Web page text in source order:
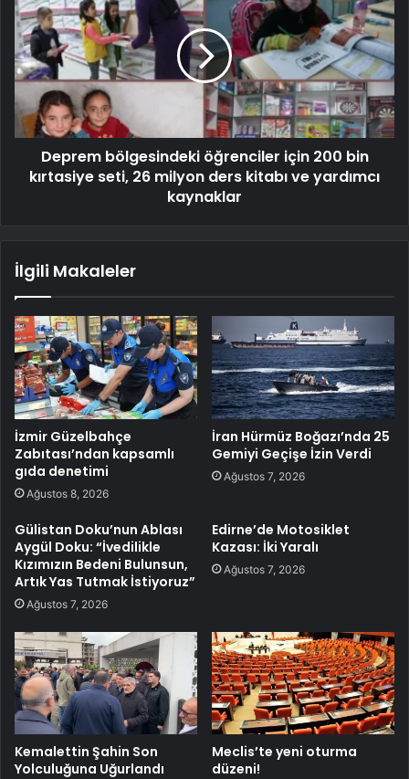
Deprem bölgesindeki öğrenciler için 200 bin
kırtasiye seti, 26 milyon ders kitabı ve yardımcı
kaynaklar
İlgili Makaleler
İzmir Güzelbahçe
Zabıtası’ndan kapsamlı
gıda denetimi
Ağustos 8, 2026
İran Hürmüz Boğazı’nda 25
Gemiyi Geçişe İzin Verdi
Ağustos 7, 2026
Gülistan Doku’nun Ablası
Aygül Doku: “İvedilikle
Kızımızın Bedeni Bulunsun,
Artık Yas Tutmak İstiyoruz”
Ağustos 7, 2026
Edirne’de Motosiklet
Kazası: İki Yaralı
Ağustos 7, 2026
Kemalettin Şahin Son
Yolculuğuna Uğurlandı
Meclis’te yeni oturma
düzeni!